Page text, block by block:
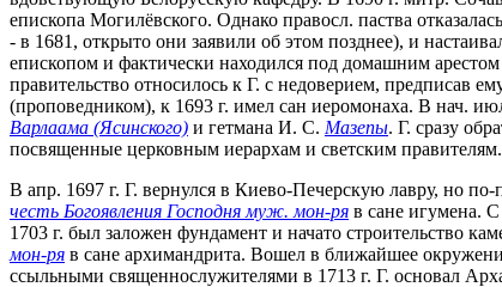
епископа Могилёвского. Однако правосл. паства
- в 1681, открыто они заявили об этом позднее), и
епископом и фактически находился под домашним арестом
правительство относилось к Г. с недоверием, предписав
(проповедником), к 1693 г. имел сан иеромонаха. В нач.
Варлаама (Ясинского) и гетмана И. С. Мазепы. Г. сразу
посвященные церковным иерархам и светским правителям.
В апр. 1697 г. Г. вернулся в Киево-Печерскую лавру, но
честь Богоявления Господня муж. мон-ря в сане игумена.
1703 г. был заложен фундамент и начато строительство
мон-ря в сане архимандрита. Вошел в ближайшее
ссыльными священнослужителями в 1713 г. Г. основал